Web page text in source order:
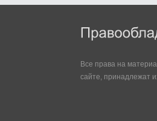
Все права на
сайте, принадлежат